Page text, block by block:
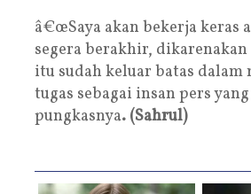
â€œSaya akan bekerja keras
segera berakhir,
itu sudah keluar batas dalam
tugas sebagai insan pers
pungkasnya. (Sahrul)